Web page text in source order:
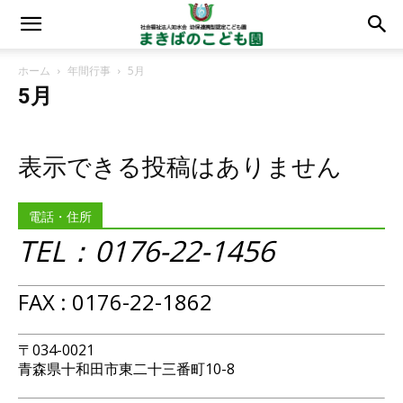
ホーム 年間行事 5月
5月
表示できる投稿はありません
電話・住所
TEL：0176-22-1456
FAX : 0176-22-1862
〒034-0021
青森県十和田市東二十三番町10-8